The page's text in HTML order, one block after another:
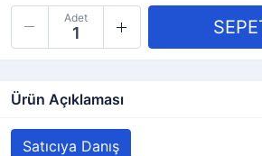
Adet
Ürün Açıklaması
Satıcıya Danış